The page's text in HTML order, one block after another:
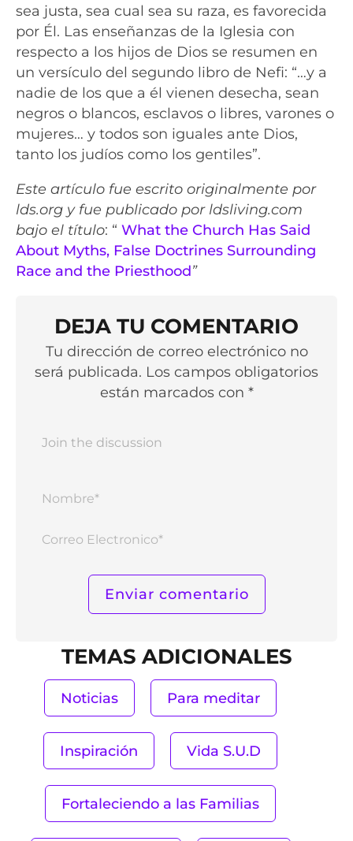
sea justa, sea cual sea su raza, es favorecida
por Él. Las enseñanzas de la Iglesia con
respecto a los hijos de Dios se resumen en
un versículo del segundo libro de Nefi: “…y a
nadie de los que a él vienen desecha, sean
negros o blancos, esclavos o libres, varones o
mujeres… y todos son iguales ante Dios,
tanto los judíos como los gentiles”.
Este artículo fue escrito originalmente por
lds.org y fue publicado por ldsliving.com
bajo el título: “ What the Church Has Said
About Myths, False Doctrines Surrounding
Race and the Priesthood”
DEJA TU COMENTARIO
Tu dirección de correo electrónico no
será publicada. Los campos obligatorios
están marcados con *
TEMAS ADICIONALES
Noticias Para meditar
Inspiración Vida S.U.D
Fortaleciendo a las Familias